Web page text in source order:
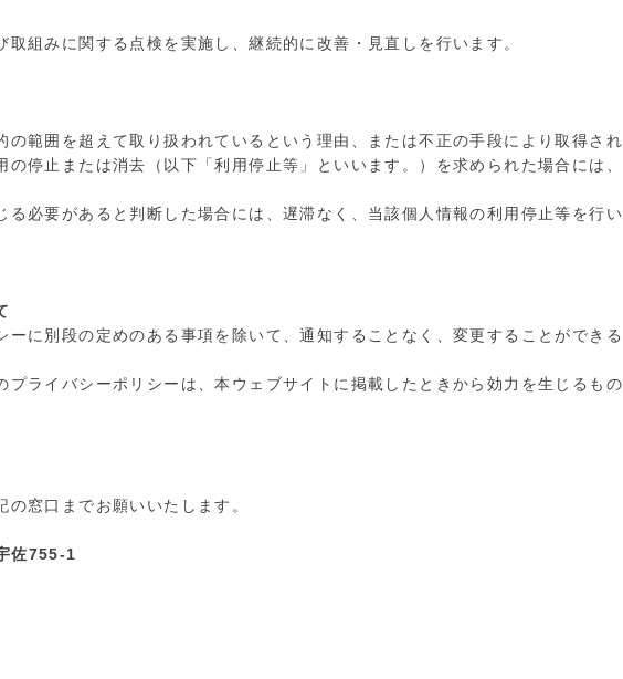
組みに関する点検を実施し、継続的に改善・見直しを行います。
の範囲を超えて取り扱われているという理由、または不正の手段により取得され
停止または消去（以下「利用停止等」といいます。）を求められた場合には、
必要があると判断した場合には、遅滞なく、当該個人情報の利用停止等を行い
に別段の定めのある事項を除いて、通知することなく、変更することができる
プライバシーポリシーは、本ウェブサイトに掲載したときから効力を生じるもの
窓口までお願いいたします。
佐755-1